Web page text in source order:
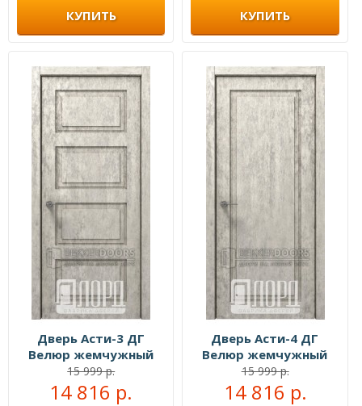
КУПИТЬ КУПИТЬ
Дверь Асти-3 ДГ
Велюр жемчужный
15 999 р.
14 816 р.
Дверь Асти-4 ДГ
Велюр жемчужный
15 999 р.
14 816 р.